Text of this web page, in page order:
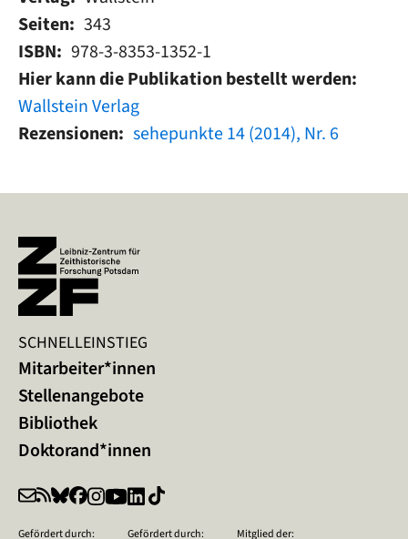
Seiten 343
ISBN
978-3-8353-1352-1
Hier kann die Publikation bestellt werden
Wallstein Verlag
Rezensionen sehepunkte 14 (2014), Nr. 6
SCHNELLEINSTIEG
Mitarbeiter*innen
Stellenangebote
Bibliothek
Doktorand*innen
Gefördert durch: Gefördert durch: Mitglied der: